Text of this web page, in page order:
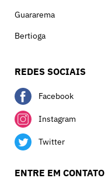
Guararema
Bertioga
REDES SOCIAIS
Facebook
Instagram
Twitter
ENTRE EM CONTATO